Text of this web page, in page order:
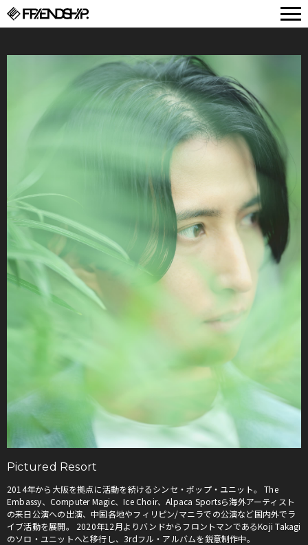
Pictured Resort
2014年から大阪を拠点に活動を続けるシンセ・ポップ・ユニット。 The
Embassy、Computer Magic、Ice Choir、Alpaca Sportsら海外アーティスト
の来日公演への出演、中国各地やフィリピン/マニラでの公演など国内外でラ
イブ活動を展開。 2020年12月よりバンドからフロントマンであるKoji Takagi
のソロ・ユニットへと移行し、3rdフル・アルバムを鋭意制作中。